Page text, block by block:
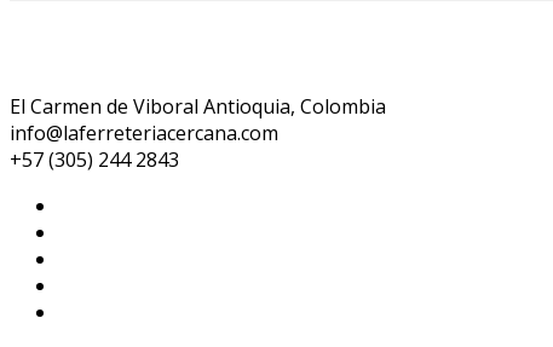
El Carmen de Viboral Antioquia, Colombia
info@laferreteriacercana.com
+57 (305) 244 2843